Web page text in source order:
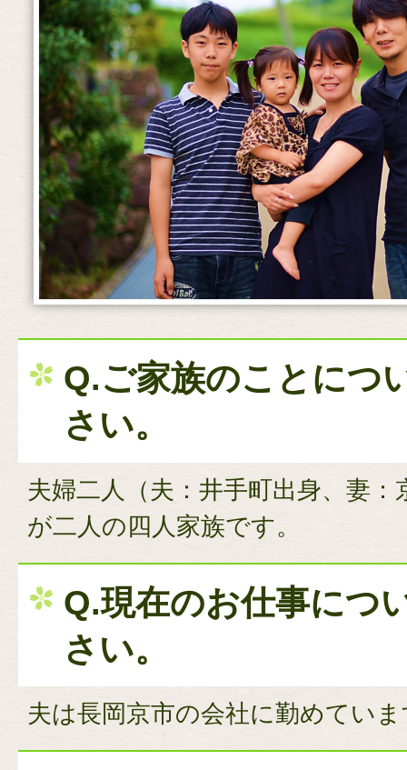
Q.ご家族のことにつ
さい。
夫婦二人（夫：井手町出身、妻
が二人の四人家族です。
Q.現在のお仕事につ
さい。
夫は長岡京市の会社に勤めてい